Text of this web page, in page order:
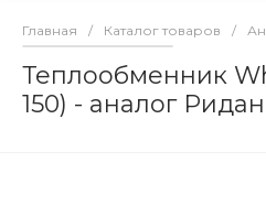
Главная / Каталог товаров /
Теплообменник
150) - аналог